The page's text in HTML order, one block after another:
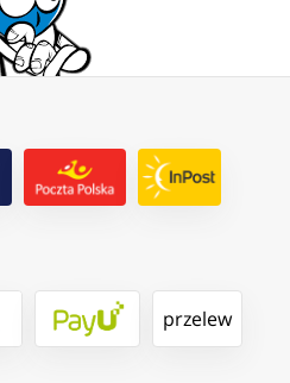
przelew